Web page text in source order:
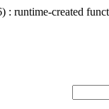
: runtime-created